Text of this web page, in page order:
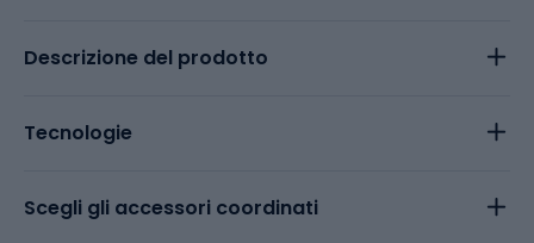
Descrizione del prodotto
Tecnologie
Scegli gli accessori coordinati